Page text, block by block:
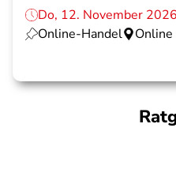
Do, 12. November
Online-Handel
Online